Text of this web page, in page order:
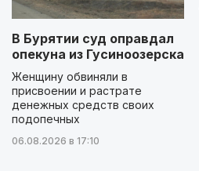
В Бурятии суд оправдал
опекуна из Гусиноозерска
Женщину обвиняли в
присвоении и растрате
денежных средств своих
подопечных
06.08.2026 в 17:10